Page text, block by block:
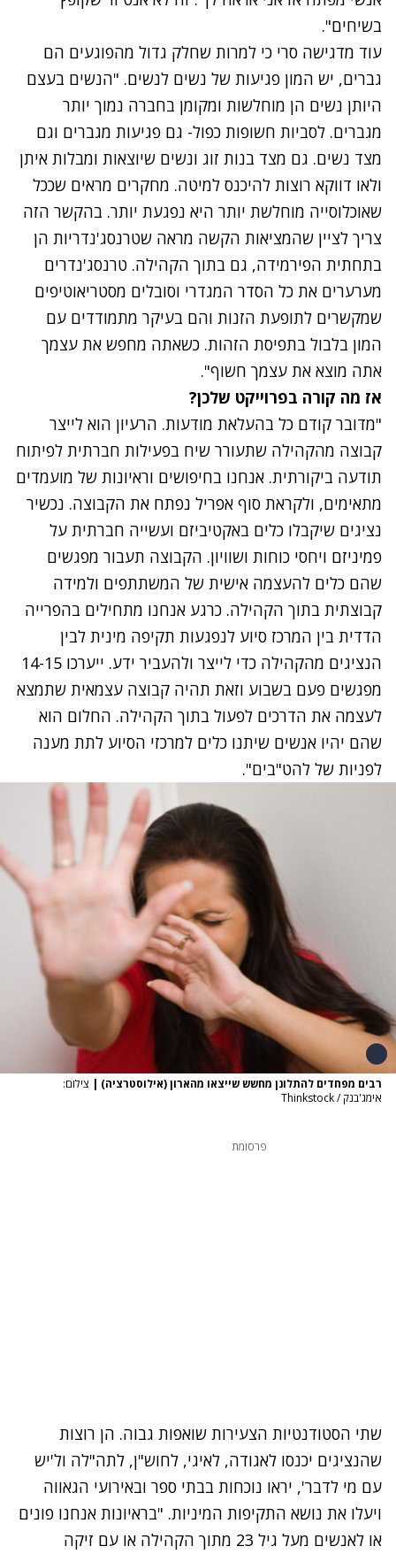
בשיחים".
עוד מדגישה סרי כי למרות שחלק גדול מהפוגעים הם
גברים, יש המון פגיעות של נשים לנשים. "הנשים בעצם
היותן נשים הן מוחלשות ומקומן בחברה נמוך יותר
מגברים. לסביות חשופות כפול- גם פגיעות מגברים וגם
מצד נשים. גם מצד בנות זוג ונשים שיוצאות ומבלות איתן
ולאו דווקא רוצות להיכנס למיטה. מחקרים מראים שככל
שאוכלוסייה מוחלשת יותר היא נפגעת יותר. בהקשר הזה
צריך לציין שהמציאות הקשה מראה שטרנסג'נדריות הן
בתחתית הפירמידה, גם בתוך הקהילה. טרנסג'נדרים
מערערים את כל הסדר המגדרי וסובלים מסטריאוטיפים
שמקשרים לתופעת הזנות והם בעיקר מתמודדים עם
המון בלבול בתפיסת הזהות. כשאתה מחפש את עצמך
אתה מוצא את עצמך חשוף".
אז מה קורה בפרוייקט שלכן?
"מדובר קודם כל בהעלאת מודעות. הרעיון הוא לייצר
קבוצה מהקהילה שתעורר שיח בפעילות חברתית לפיתוח
תודעה ביקורתית. אנחנו בחיפושים וראיונות של מועמדים
מתאימים, ולקראת סוף אפריל נפתח את הקבוצה. נכשיר
נציגים שיקבלו כלים באקטיביזם ועשייה חברתית על
פמיניזם ויחסי כוחות ושוויון. הקבוצה תעבור מפגשים
שהם כלים להעצמה אישית של המשתתפים ולמידה
קבוצתית בתוך הקהילה. כרגע אנחנו מתחילים בהפרייה
הדדית בין המרכז סיוע לנפגעות תקיפה מינית לבין
הנציגים מהקהילה כדי לייצר ולהעביר ידע. ייערכו 14-15
מפגשים פעם בשבוע וזאת תהיה קבוצה עצמאית שתמצא
לעצמה את הדרכים לפעול בתוך הקהילה. החלום הוא
שהם יהיו אנשים שיתנו כלים למרכזי הסיוע לתת מענה
לפניות של להט"בים".
רבים מפחדים להתלונן מחשש שייצאו מהארון (אילוסטרציה) | צילום:
אימג'בנק / Thinkstock
פרסומת
שתי הסטודנטיות הצעירות שואפות גבוה. הן רוצות
שהנציגים יכנסו לאגודה, לאיגי, לחוש"ן, לתה"לה ול'יש
עם מי לדבר', יראו נוכחות בבתי ספר ובאירועי הגאווה
ויעלו את נושא התקיפות המיניות. "בראיונות אנחנו פונים
או לאנשים מעל גיל 23 מתוך הקהילה או עם זיקה